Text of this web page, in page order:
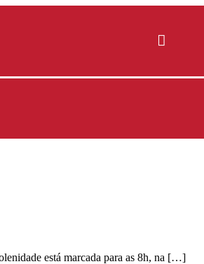
está marcada para as 8h, na […]